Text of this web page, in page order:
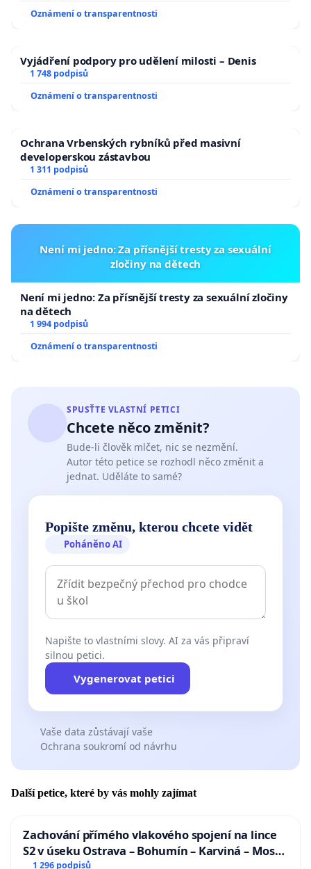
Oznámení o transparentnosti
Vyjádření podpory pro udělení milosti – Denis
1 748 podpisů
Oznámení o transparentnosti
Ochrana Vrbenských rybníků před masivní
developerskou zástavbou
1 311 podpisů
Oznámení o transparentnosti
Není mi jedno: Za přísnější tresty za sexuální
zločiny na dětech
Není mi jedno: Za přísnější tresty za sexuální zločiny
na dětech
1 994 podpisů
Oznámení o transparentnosti
SPUSŤTE VLASTNÍ PETICI
Chcete něco změnit?
Bude-li člověk mlčet, nic se nezmění.
Autor této petice se rozhodl něco změnit a
jednat. Uděláte to samé?
Popište změnu, kterou chcete vidět
Poháněno AI
Napište to vlastními slovy. AI za vás připraví
silnou petici.
Vygenerovat petici
Vaše data zůstávají vaše
Ochrana soukromí od návrhu
Další petice, které by vás mohly zajímat
Zachování přímého vlakového spojení na lince
S2 v úseku Ostrava – Bohumín – Karviná – Mosty
1 296 podpisů